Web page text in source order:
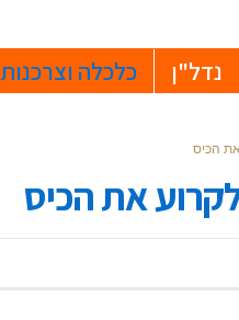
נדל"ן כלכלה וצרכנות
את הכיס
לקרוע את הכיס